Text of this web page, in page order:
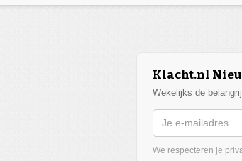
Klacht.nl
Wekelijks de
We respecteren je